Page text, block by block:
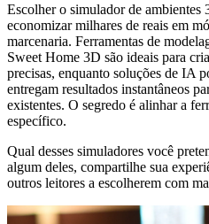
Escolher o simulador de ambientes
economizar milhares de reais em
marcenaria. Ferramentas de
Sweet Home 3D são ideais para
precisas, enquanto soluções de IA
entregam resultados instantâneos
existentes. O segredo é alinhar a
específico.
Qual desses simuladores você
algum deles, compartilhe sua
outros leitores a escolherem com